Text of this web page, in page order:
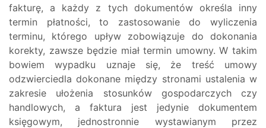
fakturę, a każdy z tych dokumentów określa inny
termin płatności, to zastosowanie do wyliczenia
terminu, którego upływ zobowiązuje do dokonania
korekty, zawsze będzie miał termin umowny. W takim
bowiem wypadku uznaje się, że treść umowy
odzwierciedla dokonane między stronami ustalenia w
zakresie ułożenia stosunków gospodarczych czy
handlowych, a faktura jest jedynie dokumentem
księgowym, jednostronnie wystawianym przez